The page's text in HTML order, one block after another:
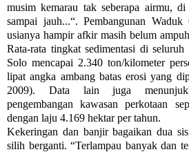
musim kemarau tak seberapa airmu,
sampai jauh...“. Pembangunan
usianya hampir afkir masih belum
Rata-rata tingkat sedimentasi di
Solo mencapai 2.340 ton/kilometer
lipat angka ambang batas erosi yang
2009). Data lain juga
pengembangan kawasan perkotaan
dengan laju 4.169 hektar per tahun.
Kekeringan dan banjir bagaikan dua
silih berganti. “Terlampau banyak dan